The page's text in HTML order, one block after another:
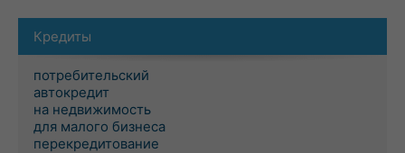
Кредиты
потребительский
автокредит
на недвижимость
для малого бизнеса
перекредитование